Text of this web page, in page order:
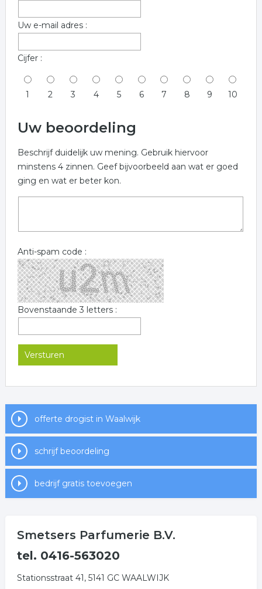
Uw e-mail adres :
Cijfer :
1 2 3 4 5 6 7 8 9 10
Uw beoordeling
Beschrijf duidelijk uw mening. Gebruik hiervoor
minstens 4 zinnen. Geef bijvoorbeeld aan wat er goed
ging en wat er beter kon.
Anti-spam code :
Bovenstaande 3 letters :
offerte drogist in Waalwijk
schrijf beoordeling
bedrijf gratis toevoegen
Smetsers Parfumerie B.V.
tel. 0416-563020
Stationsstraat 41, 5141 GC WAALWIJK